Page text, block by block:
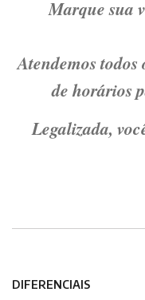
Marque sua
Atendemos
de horários
Legalizada,
DIFERENCIAIS